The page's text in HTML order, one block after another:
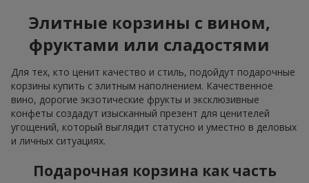
Элитные корзины с вином,
фруктами или сладостями
Для тех, кто ценит качество и стиль, подойдут подарочные
корзины купить с элитным наполнением. Качественное
вино, дорогие экзотические фрукты и эксклюзивные
конфеты создадут изысканный презент для ценителей
угощений, который выглядит статусно и уместно в деловых
и личных ситуациях.
Подарочная корзина как часть